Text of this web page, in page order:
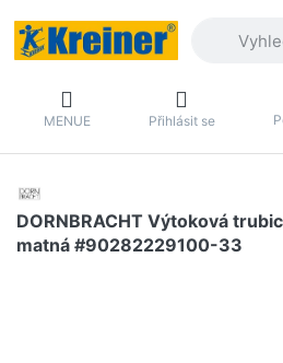
MENUE Přihlásit se
DORNBRACHT Výtoková
matná #90282229100-33